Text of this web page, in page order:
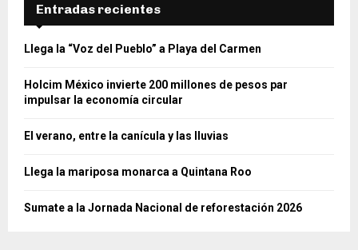
Entradas recientes
Llega la “Voz del Pueblo” a Playa del Carmen
Holcim México invierte 200 millones de pesos par
impulsar la economía circular
El verano, entre la canícula y las lluvias
Llega la mariposa monarca a Quintana Roo
Sumate a la Jornada Nacional de reforestación 2026